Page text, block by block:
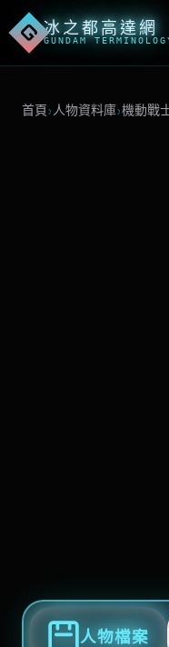
G冰之都高達網
GUNDAM
首頁 › 人物資料庫›機動戰
人物檔案